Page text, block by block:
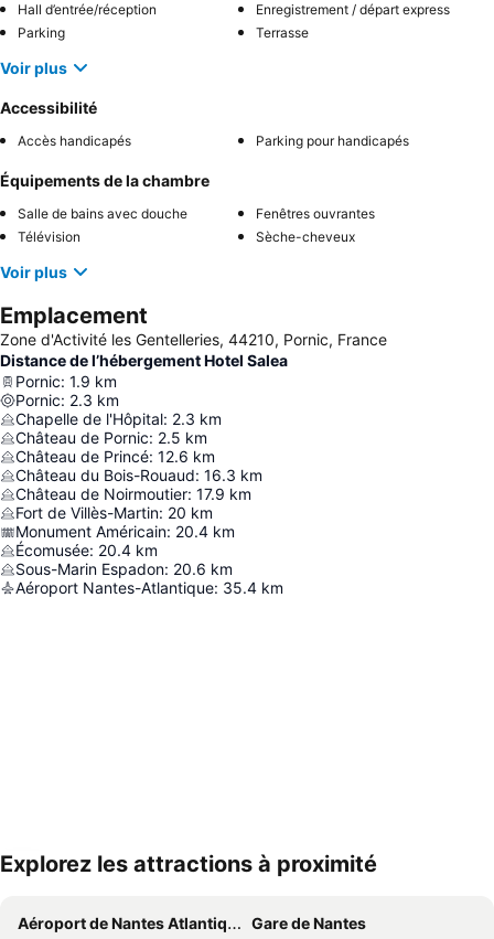
Hall d’entrée/réception
Enregistrement / départ express
Parking
Terrasse
Voir plus
Accessibilité
Accès handicapés Parking pour handicapés
Équipements de la chambre
Salle de bains avec douche
Fenêtres ouvrantes
Télévision
Sèche-cheveux
Voir plus
Emplacement
Zone d'Activité les Gentelleries, 44210, Pornic, France
Distance de l’hébergement Hotel Salea
Pornic: 1.9 km
Pornic: 2.3 km
Chapelle de l'Hôpital: 2.3 km
Château de Pornic: 2.5 km
Château de Princé: 12.6 km
Château du Bois-Rouaud: 16.3 km
Château de Noirmoutier: 17.9 km
Fort de Villès-Martin: 20 km
Monument Américain: 20.4 km
Écomusée: 20.4 km
Sous-Marin Espadon: 20.6 km
Aéroport Nantes-Atlantique: 35.4 km
Explorez les attractions à proximité
Aéroport de Nantes Atlantique
Gare de Nantes